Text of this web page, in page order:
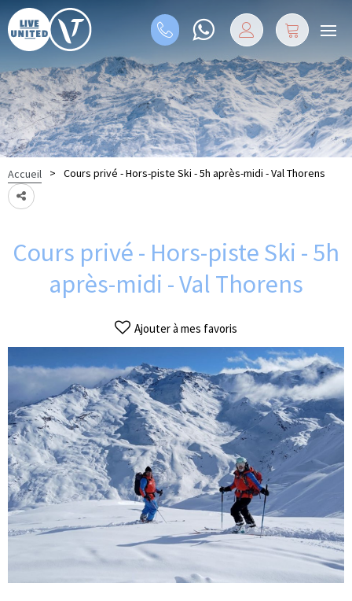
Accueil > Cours privé - Hors-piste Ski - 5h après-midi - Val Thorens
Cours privé - Hors-piste Ski - 5h
après-midi - Val Thorens
Ajouter à mes favoris